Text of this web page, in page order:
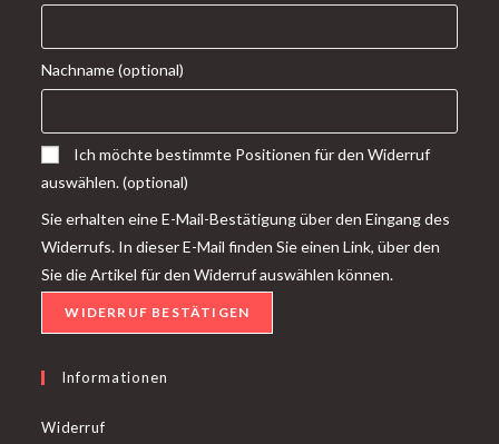
Nachname(optional)
Ich möchte bestimmte Positionen für den Widerruf
auswählen.(optional)
Sie erhalten eine E-Mail-Bestätigung über den Eingang des
Widerrufs. In dieser E-Mail finden Sie einen Link, über den
Sie die Artikel für den Widerruf auswählen können.
WIDERRUF BESTÄTIGEN
Informationen
Widerruf